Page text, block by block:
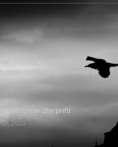
qindra mijëra fëmijë në
musliman dhe prifti
03, 2020